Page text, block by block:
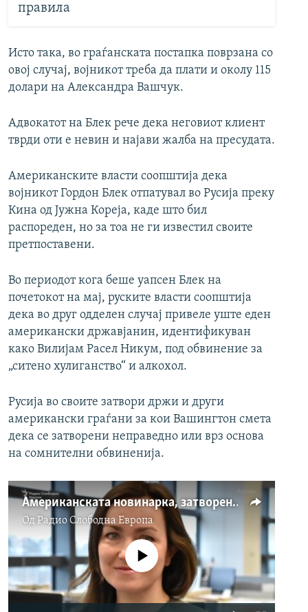
правила
Исто така, во граѓанската постапка поврзана со
овој случај, војникот треба да плати и околу 115
долари на Александра Вашчук.
Адвокатот на Блек рече дека неговиот клиент
тврди оти е невин и најави жалба на пресудата.
Американските власти соопштија дека
војникот Гордон Блек отпатувал во Русија преку
Кина од Јужна Кореја, каде што бил
распореден, но за тоа не ги известил своите
претпоставени.
Во периодот кога беше уапсен Блек на
почетокот на мај, руските власти соопштија
дека во друг одделен случај привеле уште еден
американски државјанин, идентификуван
како Вилијам Расел Никум, под обвинение за
„ситено хулиганство“ и алкохол.
Русија во своите затвори држи и други
американски граѓани за кои Вашингтон смета
дека се затворени неправедно или врз основа
на сомнителни обвиненија.
Американската новинарка, затворена во Русија, вели дека ќе излезе на слобода како невина
Од Радио Слободна Eвропа
No media source currently available